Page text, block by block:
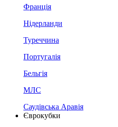
Франція
Нідерланди
Туреччина
Португалія
Бельгія
МЛС
Саудівська Аравія
Єврокубки